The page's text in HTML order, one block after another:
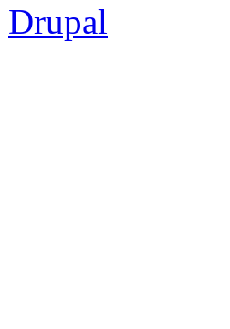
Drupal